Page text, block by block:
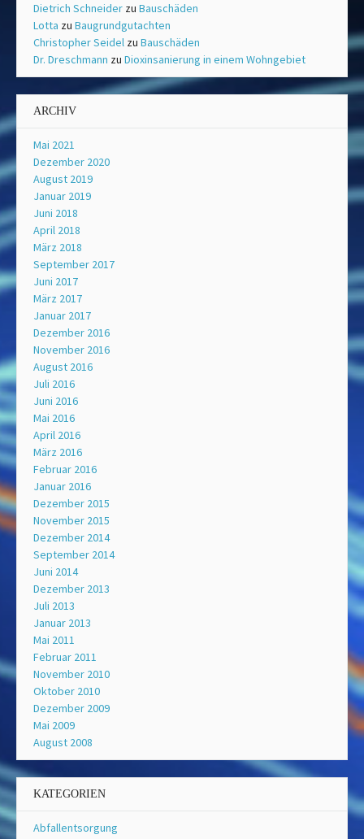
Dietrich Schneider zu Bauschäden
Lotta zu Baugrundgutachten
Christopher Seidel zu Bauschäden
Dr. Dreschmann zu Dioxinsanierung in einem Wohngebiet
ARCHIV
Mai 2021
Dezember 2020
August 2019
Januar 2019
Juni 2018
April 2018
März 2018
September 2017
Juni 2017
März 2017
Januar 2017
Dezember 2016
November 2016
August 2016
Juli 2016
Juni 2016
Mai 2016
April 2016
März 2016
Februar 2016
Januar 2016
Dezember 2015
November 2015
Dezember 2014
September 2014
Juni 2014
Dezember 2013
Juli 2013
Januar 2013
Mai 2011
Februar 2011
November 2010
Oktober 2010
Dezember 2009
Mai 2009
August 2008
KATEGORIEN
Abfallentsorgung